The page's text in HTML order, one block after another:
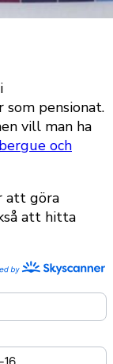
i
pensionat.
vill man ha
och
att göra
att hitta